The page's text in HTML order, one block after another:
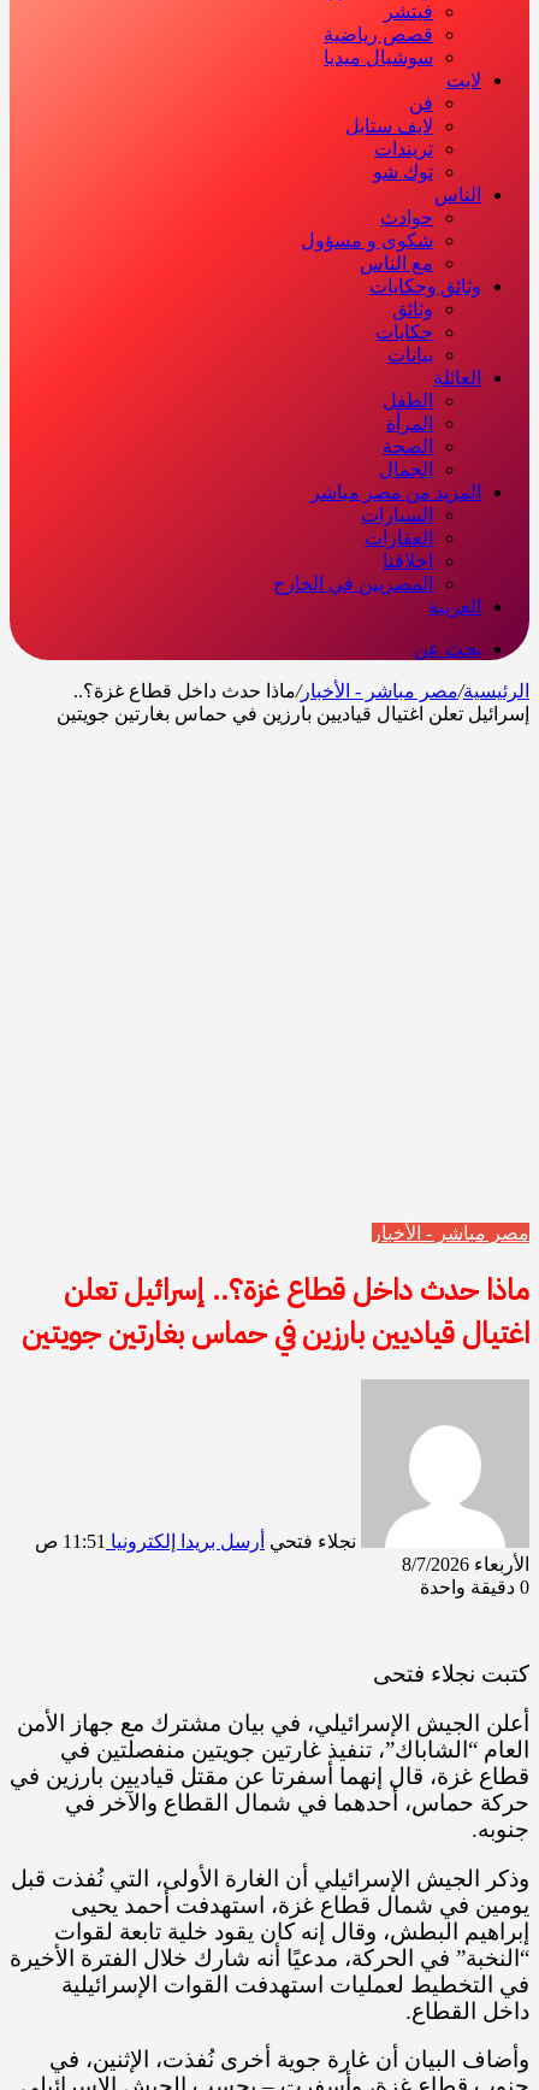
فيتشر
قصص رياضية
سوشيال ميديا
لايت
فن
لايف ستايل
تريندات
توك شو
الناس
حوادث
شكوى و مسؤول
مع الناس
وثائق وحكايات
وثائق
حكايات
بيانات
العائلة
الطفل
المرأة
الصحة
الجمال
المزيد من مصر مباشر
السيارات
العقارات
اخلاقنا
المصريين في الخارج
العربية
بحث عن
الرئيسية/مصر مباشر - الأخبار/ماذا حدث داخل قطاع غزة؟..
إسرائيل تعلن اغتيال قياديين بارزين في حماس بغارتين جويتين
مصر مباشر - الأخبار
ماذا حدث داخل قطاع غزة؟.. إسرائيل تعلن
اغتيال قياديين بارزين في حماس بغارتين جويتين
نجلاء فتحي أرسل بريدا إلكترونيا
11:51 ص
الأربعاء 8/7/2026
0 دقيقة واحدة
كتبت نجلاء فتحى
أعلن الجيش الإسرائيلي، في بيان مشترك مع جهاز الأمن
العام “الشاباك”، تنفيذ غارتين جويتين منفصلتين في
قطاع غزة، قال إنهما أسفرتا عن مقتل قياديين بارزين في
حركة حماس، أحدهما في شمال القطاع والآخر في
جنوبه.
وذكر الجيش الإسرائيلي أن الغارة الأولى، التي نُفذت قبل
يومين في شمال قطاع غزة، استهدفت أحمد يحيى
إبراهيم البطش، وقال إنه كان يقود خلية تابعة لقوات
“النخبة” في الحركة، مدعيًا أنه شارك خلال الفترة الأخيرة
في التخطيط لعمليات استهدفت القوات الإسرائيلية
داخل القطاع.
وأضاف البيان أن غارة جوية أخرى نُفذت، الإثنين، في